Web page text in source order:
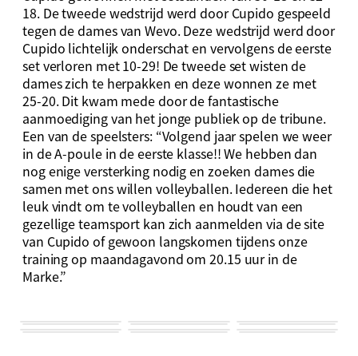
18. De tweede wedstrijd werd door Cupido gespeeld
tegen de dames van Wevo. Deze wedstrijd werd door
Cupido lichtelijk onderschat en vervolgens de eerste
set verloren met 10-29! De tweede set wisten de
dames zich te herpakken en deze wonnen ze met
25-20. Dit kwam mede door de fantastische
aanmoediging van het jonge publiek op de tribune.
Een van de speelsters: “Volgend jaar spelen we weer
in de A-poule in de eerste klasse!! We hebben dan
nog enige versterking nodig en zoeken dames die
samen met ons willen volleyballen. Iedereen die het
leuk vindt om te volleyballen en houdt van een
gezellige teamsport kan zich aanmelden via de site
van Cupido of gewoon langskomen tijdens onze
training op maandagavond om 20.15 uur in de
Marke.”